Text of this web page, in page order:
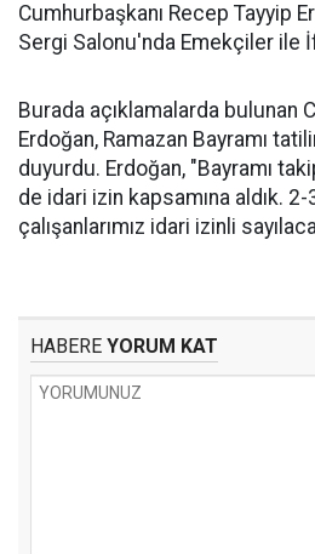
Cumhurbaşkanı Recep Tayyip
Sergi Salonu'nda Emekçiler ile
Burada açıklamalarda bulunan
Erdoğan, Ramazan Bayramı
duyurdu. Erdoğan, "Bayramı
de idari izin kapsamına aldık.
çalışanlarımız idari izinli
HABERE YORUM KAT